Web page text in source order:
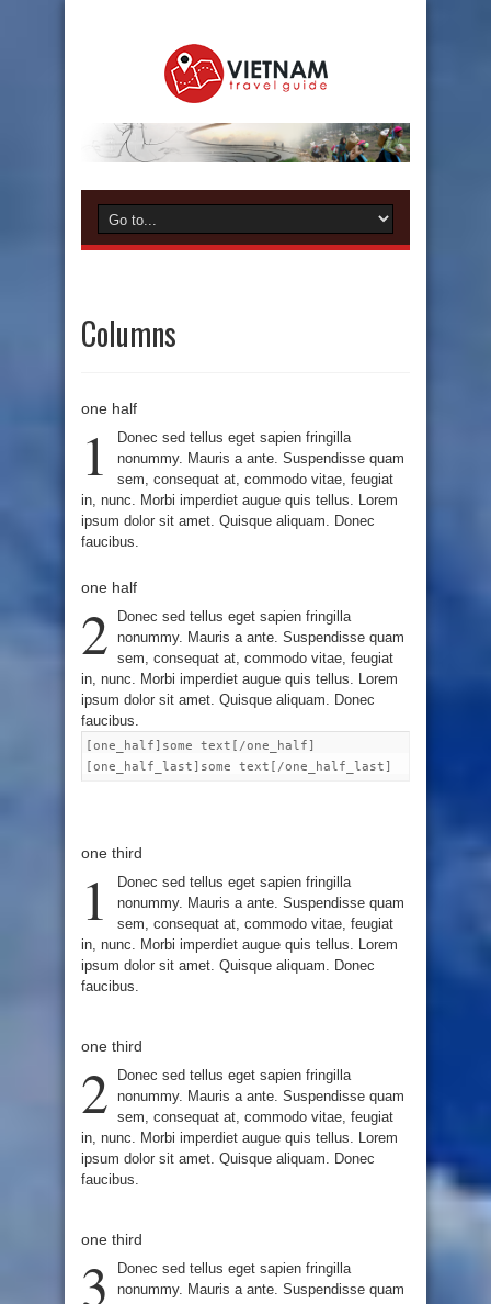
Columns
one half
1
Donec sed tellus eget sapien fringilla
nonummy. Mauris a ante. Suspendisse quam
sem, consequat at, commodo vitae, feugiat
in, nunc. Morbi imperdiet augue quis tellus. Lorem
ipsum dolor sit amet. Quisque aliquam. Donec
faucibus.
one half
2
Donec sed tellus eget sapien fringilla
nonummy. Mauris a ante. Suspendisse quam
sem, consequat at, commodo vitae, feugiat
in, nunc. Morbi imperdiet augue quis tellus. Lorem
ipsum dolor sit amet. Quisque aliquam. Donec
faucibus.
[one_half]some text[/one_half]
[one_half_last]some text[/one_half_last]
one third
1
Donec sed tellus eget sapien fringilla
nonummy. Mauris a ante. Suspendisse quam
sem, consequat at, commodo vitae, feugiat
in, nunc. Morbi imperdiet augue quis tellus. Lorem
ipsum dolor sit amet. Quisque aliquam. Donec
faucibus.
one third
2
Donec sed tellus eget sapien fringilla
nonummy. Mauris a ante. Suspendisse quam
sem, consequat at, commodo vitae, feugiat
in, nunc. Morbi imperdiet augue quis tellus. Lorem
ipsum dolor sit amet. Quisque aliquam. Donec
faucibus.
one third
3
Donec sed tellus eget sapien fringilla
nonummy. Mauris a ante. Suspendisse quam